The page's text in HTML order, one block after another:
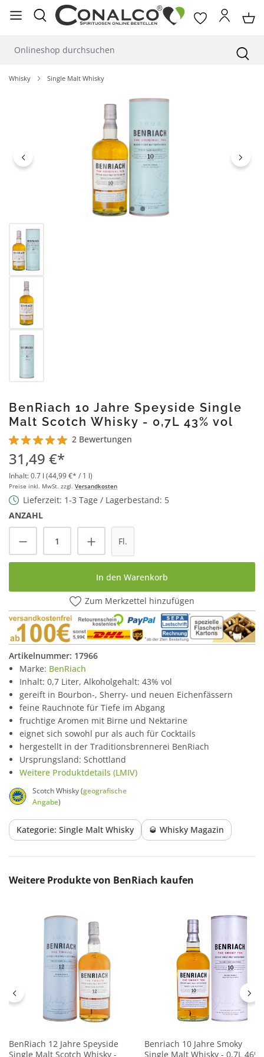
springen
Whisky Single Malt Whisky
BenRiach 10 Jahre Speyside Single
Malt Scotch Whisky - 0,7L 43% vol
Durchschnittliche Bewertung von 5 von 5 Sternen
2 Bewertungen
31,49 €*
Inhalt:0.7 l (44,99 €* / 1 l)
Preise inkl. MwSt. zzgl. Versandkosten
Lieferzeit: 1-3 Tage / Lagerbestand: 5
ANZAHL
Produkt Anzahl: Gib den gewünschten
Fl.
In den Warenkorb
Zum Merkzettel hinzufügen
Artikelnummer: 17966
Marke: BenRiach
Inhalt: 0,7 Liter, Alkoholgehalt: 43% vol
gereift in Bourbon-, Sherry- und neuen Eichenfässern
feine Rauchnote für Tiefe im Abgang
fruchtige Aromen mit Birne und Nektarine
eignet sich sowohl pur als auch für Cocktails
hergestellt in der Traditionsbrennerei BenRiach
Ursprungsland: Schottland
Weitere Produktdetails (LMIV)
Scotch Whisky (geografische
Angabe)
Kategorie: Single Malt Whisky 🥃 Whisky Magazin
Produktgalerie überspringen
Weitere Produkte von BenRiach kaufen
BenRiach 12 Jahre Speyside
Single Malt Scotch Whisky -
Benriach 10 Jahre Smoky
Single Malt Whisky - 0,7L 46%